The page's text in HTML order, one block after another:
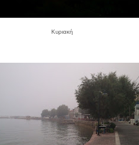
Κυριακή